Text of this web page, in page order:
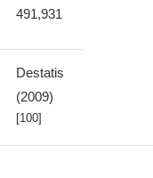
491,931
Destatis
(2009)
[100]